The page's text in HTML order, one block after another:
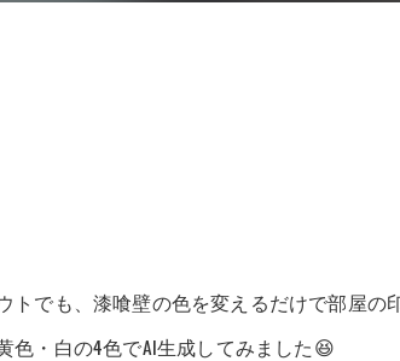
トでも、漆喰壁の色を変えるだけで部屋の
色・白の4色でAI生成してみました😆